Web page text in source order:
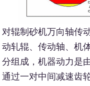
对辊制砂机万向轴传
动轧辊、传动轴、机
分组成，机器动力是
通过一对中间减速齿